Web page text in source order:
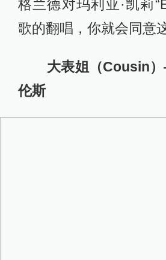
格兰德对玛利亚·凯莉
歌的翻唱，你就会同意
大表姐（Cousin
伦斯